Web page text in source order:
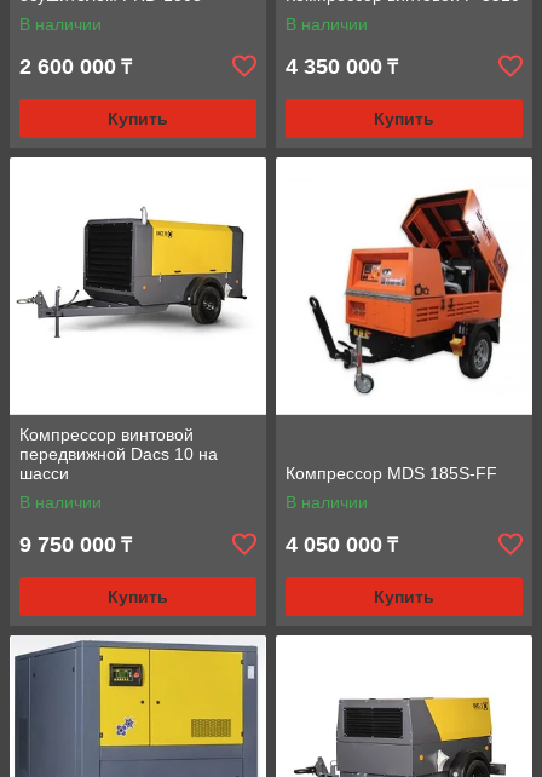
В наличии
2 600 000 ₸
Купить
В наличии
4 350 000 ₸
Купить
Компрессор винтовой
передвижной Dacs 10 на
шасси
В наличии
9 750 000 ₸
Купить
Компрессор MDS 185S-FF
В наличии
4 050 000 ₸
Купить